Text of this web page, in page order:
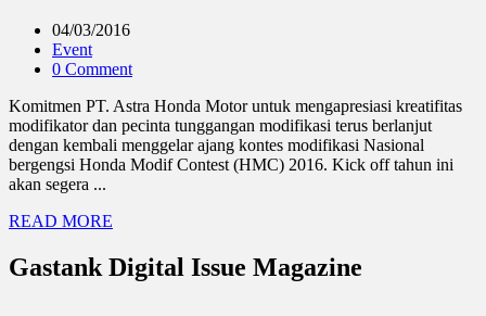
04/03/2016
Event
0 Comment
Komitmen PT. Astra Honda Motor untuk mengapresiasi kreatifitas
modifikator dan pecinta tunggangan modifikasi terus berlanjut
dengan kembali menggelar ajang kontes modifikasi Nasional
bergengsi Honda Modif Contest (HMC) 2016. Kick off tahun ini
akan segera ...
READ MORE
Gastank Digital Issue Magazine